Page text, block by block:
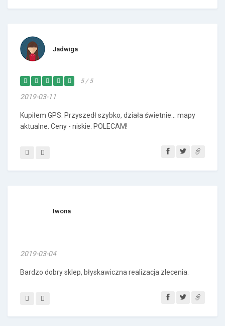
Jadwiga
5 / 5
2019-03-11
Kupiłem GPS. Przyszedł szybko, działa świetnie... mapy
aktualne. Ceny - niskie. POLECAM!
Iwona
2019-03-04
Bardzo dobry sklep, błyskawiczna realizacja zlecenia.